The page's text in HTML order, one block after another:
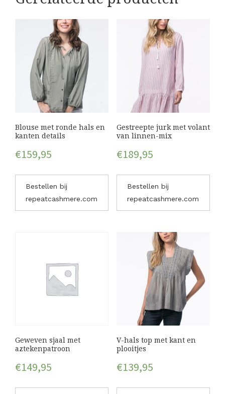
Blouse met ronde hals en
kanten details
€159,95
Bestellen bij
repeatcashmere.com
Gestreepte jurk met volant
van linnen-mix
€189,95
Bestellen bij
repeatcashmere.com
Geweven sjaal met
aztekenpatroon
€149,95
V-hals top met kant en
plooitjes
€139,95